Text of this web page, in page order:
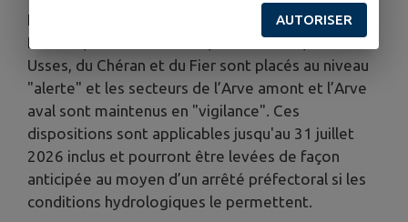
Les secteurs du Sud-Ouest Lémanique, des
Dranses, de l’Arve médian, du Genevois, des
Usses, du Chéran et du Fier sont placés au niveau
"alerte" et les secteurs de l’Arve amont et l’Arve
aval sont maintenus en "vigilance". Ces
dispositions sont applicables jusqu'au 31 juillet
2026 inclus et pourront être levées de façon
anticipée au moyen d’un arrêté préfectoral si les
conditions hydrologiques le permettent.
AUTORISER